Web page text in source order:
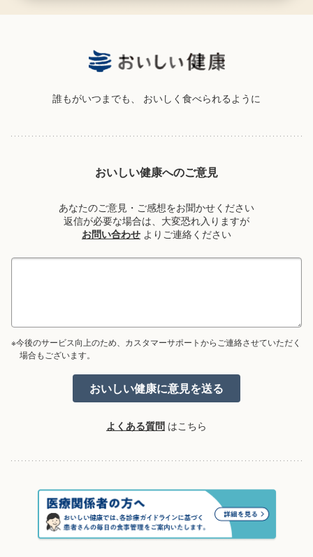
誰もがいつまでも、 おいしく食べられるように
おいしい健康へのご意見
あなたのご意見・ご感想をお聞かせください
返信が必要な場合は、大変恐れ入りますが
お問い合わせ よりご連絡ください
※今後のサービス向上のため、カスタマーサポートからご連絡させていただく
場合もございます。
よくある質問 はこちら